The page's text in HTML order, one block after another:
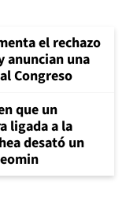
el rechazo
anuncian una
Congreso
que un
ligada a la
desató un